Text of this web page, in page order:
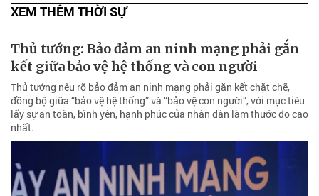
Gửi bình luận
XEM THÊM THỜI SỰ